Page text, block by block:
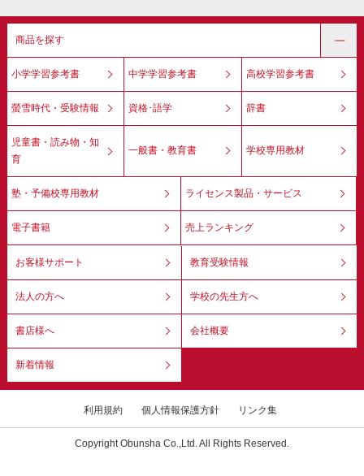
商品を探す
小学学習参考書 中学学習参考書 高校学習参考書
螢雪時代・受験情報 資格･語学 辞書
児童書・読み物・知
育
一般書・教育書 学校専用教材
塾・予備校専用教材 ライセンス製品・サービス
電子書籍 売上ランキング
お客様サポート 教育受験情報
法人の方へ 学校の先生方へ
書店様へ 会社概要
新着情報
利用規約 個人情報保護方針 リンク集
Copyright Obunsha Co.,Ltd. All Rights Reserved.